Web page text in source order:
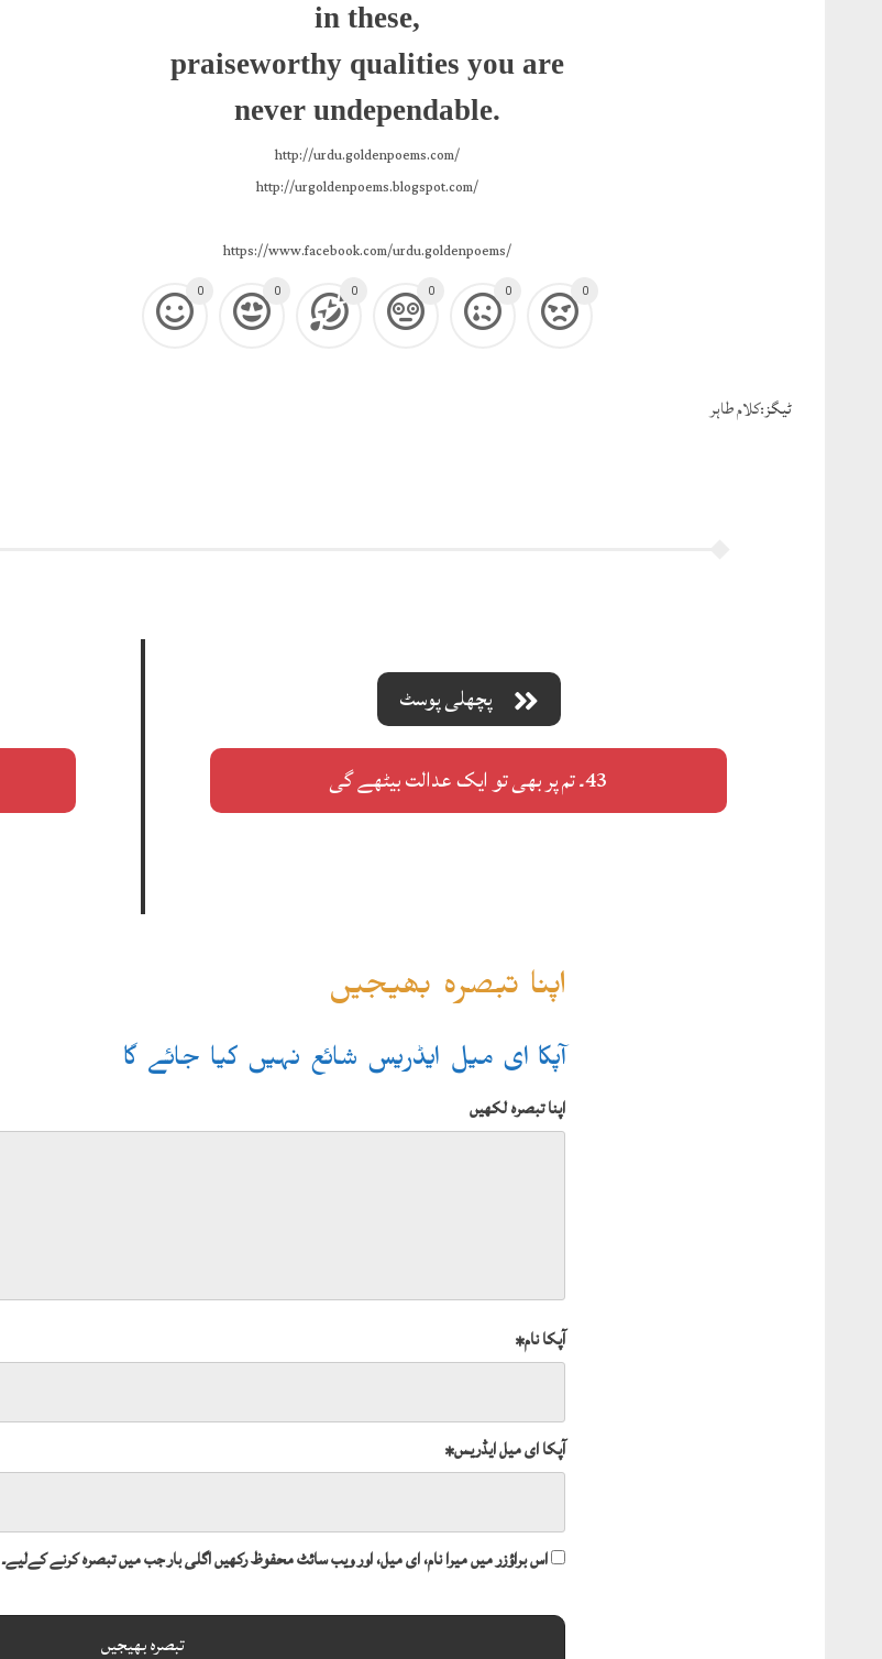
in these,
praiseworthy qualities you are
never undependable.
http://urdu.goldenpoems.com/
http://urgoldenpoems.blogspot.com/
https://www.facebook.com/urdu.goldenpoems/
0 0 0 0 0 0
ٹيگز:کلام طاہر
پچھلی پوسٹ
43۔ تم پر بھی تو ایک عدالت بیٹھے گی
اپنا تبصرہ بھیجیں
آپکا ای میل ایڈریس شائع نہیں کیا جائے گا
اپنا تبصرہ لکھیں
آپکا نام*
آپکا ای میل ایڈریس*
اس براؤزر میں میرا نام، ای میل، اور ویب سائٹ محفوظ رکھیں اگلی بار جب میں تبصرہ کرنے کےلیے۔